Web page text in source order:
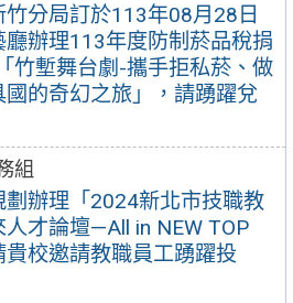
分局訂於113年08月28日
辦理113年度防制菸品稅捐
竹塹舞台劇-攜手拒私菸、做
的奇幻之旅」，請踴躍兌
組
辦理「2024新北市技職教
才論壇—All in NEW TOP
校邀請教職員工踴躍投